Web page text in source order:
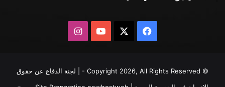
فيسبوك يوتيوبانستقرام
© Copyright 2026, All Rights Reserved - | لجنة الدفاع عن حقوق